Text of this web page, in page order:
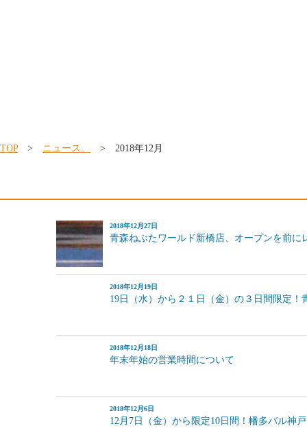
TOP> ニュース。 > 2018年12月
2018年12月27日
青森ねぶたワールド新橋店、オープンを前に
2018年12月19日
19日（水）から２１日（金）の３日間限定
2018年12月18日
年末年始の営業時間について
2018年12月6日
12月7日（金）から限定10日間！幡多バル神